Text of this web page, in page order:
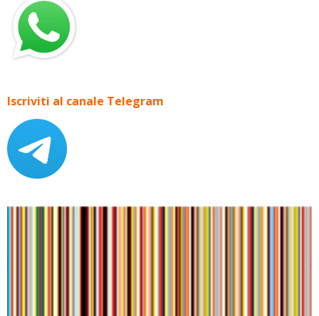
Iscriviti al canale Telegram